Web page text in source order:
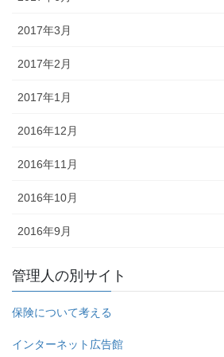
2017年3月
2017年2月
2017年1月
2016年12月
2016年11月
2016年10月
2016年9月
管理人の別サイト
保険について考える
インターネット広告館